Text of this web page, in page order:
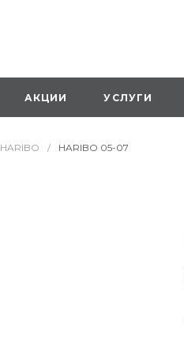
АКЦИИ УСЛУГИ
HARIBO / HARIBO 05-07